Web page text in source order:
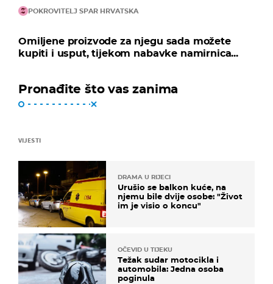
POKROVITELJ SPAR HRVATSKA
Omiljene proizvode za njegu sada možete
kupiti i usput, tijekom nabavke namirnica...
Pronađite što vas zanima
VIJESTI
DRAMA U RIJECI
Urušio se balkon kuće, na
njemu bile dvije osobe: "Život
im je visio o koncu"
OČEVID U TIJEKU
Težak sudar motocikla i
automobila: Jedna osoba
poginula